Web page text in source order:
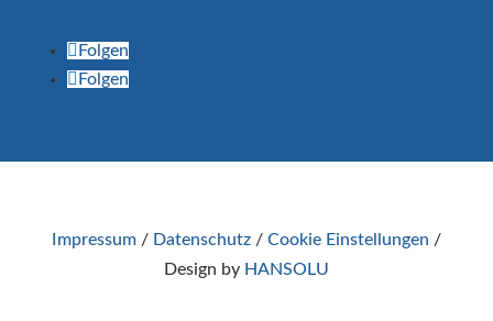
Folgen
Folgen
Impressum/ Datenschutz/ Cookie Einstellungen /
Design by HANSOLU